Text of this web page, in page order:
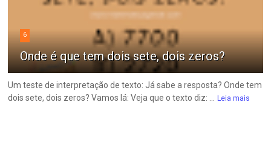
6
Onde é que tem dois sete, dois zeros?
Um teste de interpretação de texto: Já sabe a resposta? Onde tem
dois sete, dois zeros? Vamos lá: Veja que o texto diz: ...
Leia mais